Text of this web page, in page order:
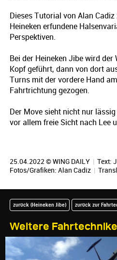
Dieses Tutorial von Alan
Heineken erfundene
Perspektiven.
Bei der Heineken Jibe wird der
Kopf geführt, dann von dort
Turns mit der vordere Hand
Fahrtrichtung gezogen.
Der Move sieht nicht nur
vor allem freie Sicht nach Lee
25.04.2022 © WING DAILY | Text:
Fotos/Grafiken: Alan Cadiz |
Weitere
zurück (Heineken Jibe) zurück zur